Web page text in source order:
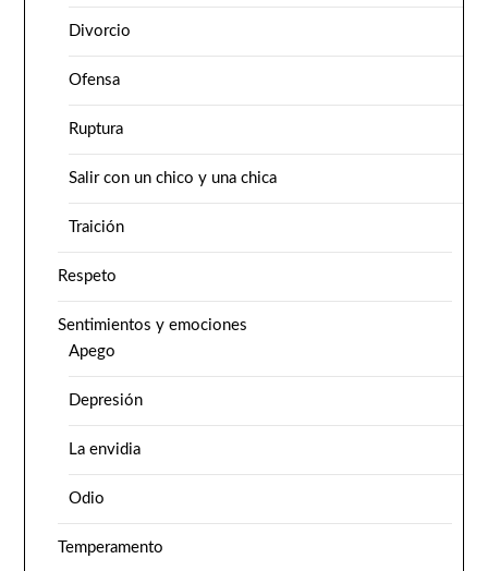
Divorcio
Ofensa
Ruptura
Salir con un chico y una chica
Traición
Respeto
Sentimientos y emociones
Apego
Depresión
La envidia
Odio
Temperamento